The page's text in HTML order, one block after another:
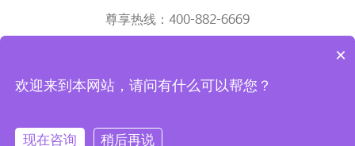
尊享热线：400-882-6669
Copyright © 2013 yanzhiwu.com 版权所有.
×
欢迎来到本网站，请问有什么可以帮您？
现在咨询 稍后再说